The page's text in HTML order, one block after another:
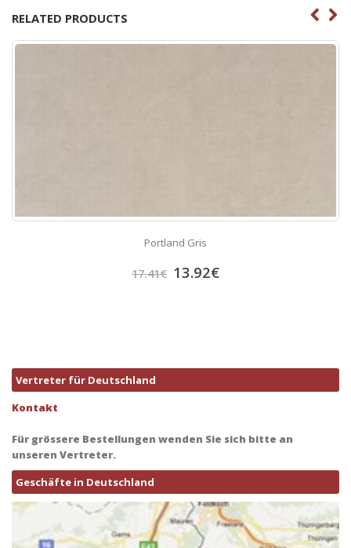
RELATED PRODUCTS
Portland Gris
17.41€ 13.92€
Vertreter für Deutschland
Kontakt
Für grössere Bestellungen wenden Sie sich bitte an
unseren Vertreter.
Geschäfte in Deutschland